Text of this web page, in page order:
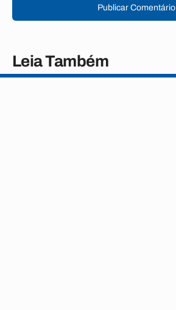
Publicar Comentário
Leia Também